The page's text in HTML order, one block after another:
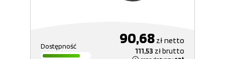
Dostępność 90,68 złnetto
111,53 złbrutto